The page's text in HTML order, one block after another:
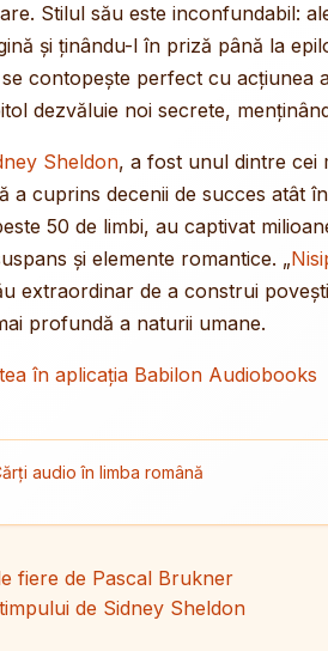
Stilul său este inconfundabil:
și ținându-l în priză până la
contopește perfect cu acțiunea
dezvăluie noi secrete,
Sheldon, a fost unul dintre cei
a cuprins decenii de succes atât
50 de limbi, au captivat
și elemente romantice. „
extraordinar de a construi
profundă a naturii umane.
în aplicația Babilon Audiobooks
audio în limba română
articole
fiere de Pascal Brukner
de Sidney Sheldon